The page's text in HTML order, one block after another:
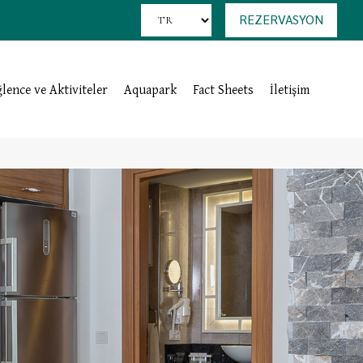
REZERVASYON
ve Aktiviteler Aquapark Fact Sheets İletişim